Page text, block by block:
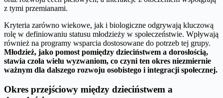
z tymi przemianami.
Kryteria zarówno wiekowe, jak i biologiczne odgrywają kluczową
rolę w definiowaniu statusu młodzieży w społeczeństwie. Wpływają
również na programy wsparcia dostosowane do potrzeb tej grupy.
Młodzież, jako pomost pomiędzy dzieciństwem a dorosłością,
stawia czoła wielu wyzwaniom, co czyni ten okres niezmiernie
ważnym dla dalszego rozwoju osobistego i integracji społecznej.
Okres przejściowy między dzieciństwem a